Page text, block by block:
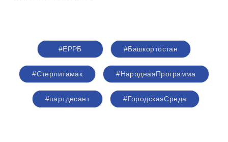
#ЕРРБ #Башкортостан
#Стерлитамак #НароднаяПрограмма
#партдесант #ГородскаяСреда